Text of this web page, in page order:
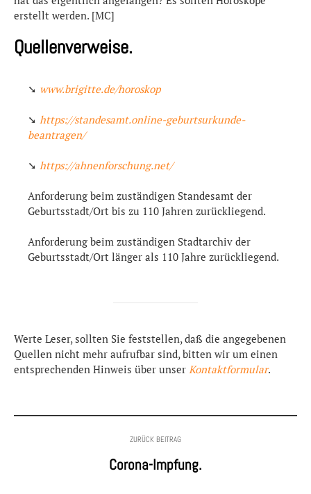
erstellt werden. [MC]
Quellenverweise.
➘ www.brigitte.de/horoskop
➘ https://standesamt.online-geburtsurkunde-
beantragen/
➘ https://ahnenforschung.net/
Anforderung beim zuständigen Standesamt der
Geburtsstadt/Ort bis zu 110 Jahren zurückliegend.
Anforderung beim zuständigen Stadtarchiv der
Geburtsstadt/Ort länger als 110 Jahre zurückliegend.
Werte Leser, sollten Sie feststellen, daß die angegebenen
Quellen nicht mehr aufrufbar sind, bitten wir um einen
entsprechenden Hinweis über unser Kontaktformular.
ZURÜCK BEITRAG
Corona-Impfung.